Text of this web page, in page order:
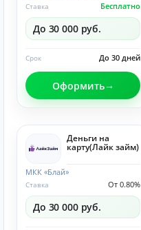
Бесплатно
Ставка
До 30 000 руб.
До 30 дней
Срок
Оформить
Деньги на
карту(Лайк займ)
МКК «Блай»
От 0.80%
Ставка
До 30 000 руб.